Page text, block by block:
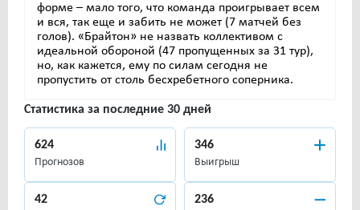
форме – мало того, что команда проигрывает всем
и вся, так еще и забить не может (7 матчей без
голов). «Брайтон» не назвать коллективом с
идеальной обороной (47 пропущенных за 31 тур),
но, как кажется, ему по силам сегодня не
пропустить от столь бесхребетного соперника.
Статистика за последние 30 дней
624
Прогнозов
346
Выигрыш
42 236